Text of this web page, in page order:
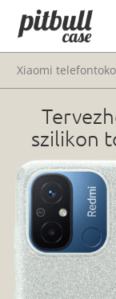
Xiaomi
szilikon